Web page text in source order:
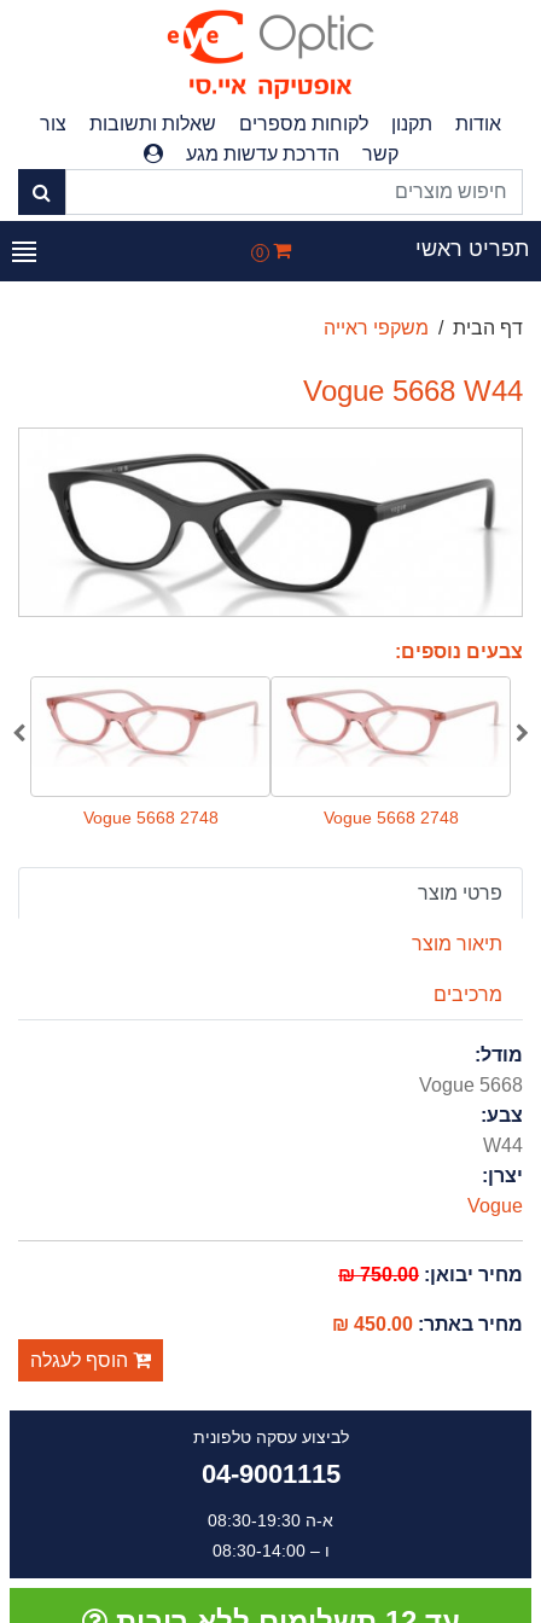
אודות תקנון לקוחות מספרים שאלות ותשובות
צור
קשר
הדרכת עדשות מגע
ראשי 0
דף הבית משקפי ראייה
Vogue 5668 W44
צבעים נוספים:
Vogue 5668 2748
Vogue 5668 2748
פרטי מוצר
תיאור מוצר
מרכיבים
מודל:
Vogue 5668
צבע:
W44
יצרן:
Vogue
מחיר יבואן:750.00 ₪
מחיר באתר:450.00 ₪
הוסף לעגלה
לביצוע עסקה טלפונית
04-9001115
א-ה 08:30-19:30
ו – 08:30-14:00